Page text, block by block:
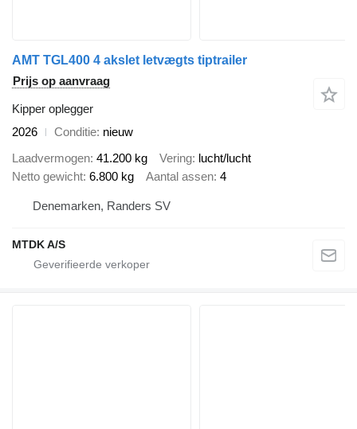
AMT TGL400 4 akslet letvægts tiptrailer
Prijs op aanvraag
Kipper oplegger
2026
Conditie nieuw
Laadvermogen 41.200 kg Vering lucht/lucht
Netto gewicht 6.800 kg Aantal assen 4
Denemarken, Randers SV
MTDK A/S